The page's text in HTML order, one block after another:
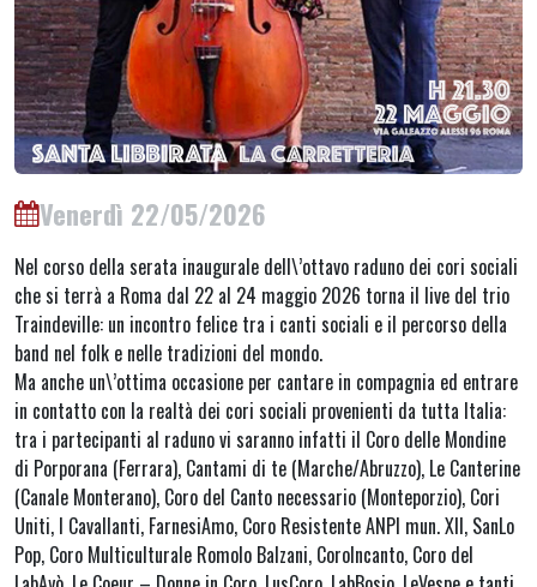
Venerdì 22/05/2026
Nel corso della serata inaugurale dell\’ottavo raduno dei cori sociali
che si terrà a Roma dal 22 al 24 maggio 2026 torna il live del trio
Traindeville: un incontro felice tra i canti sociali e il percorso della
band nel folk e nelle tradizioni del mondo.
Ma anche un\’ottima occasione per cantare in compagnia ed entrare
in contatto con la realtà dei cori sociali provenienti da tutta Italia:
tra i partecipanti al raduno vi saranno infatti il Coro delle Mondine
di Porporana (Ferrara), Cantami di te (Marche/Abruzzo), Le Canterine
(Canale Monterano), Coro del Canto necessario (Monteporzio), Cori
Uniti, I Cavallanti, FarnesiAmo, Coro Resistente ANPI mun. XII, SanLo
Pop, Coro Multiculturale Romolo Balzani, CoroIncanto, Coro del